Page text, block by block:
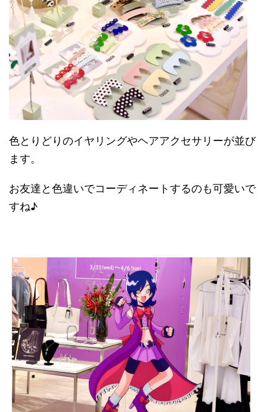
色とりどりのイヤリングやヘアアクセサリーが並び
ます。
お友達と色違いでコーディネートするのも可愛いで
すね♪